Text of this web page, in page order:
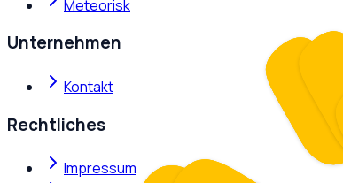
Meteorisk
Unternehmen
Kontakt
Rechtliches
Impressum